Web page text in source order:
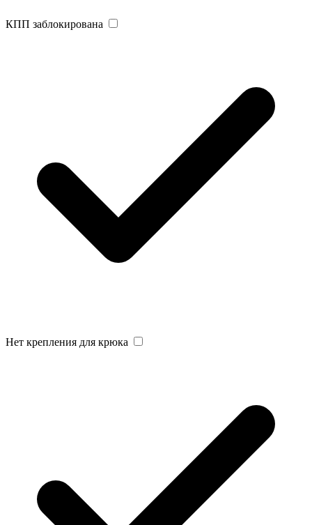
КПП заблокирована
Нет крепления для крюка